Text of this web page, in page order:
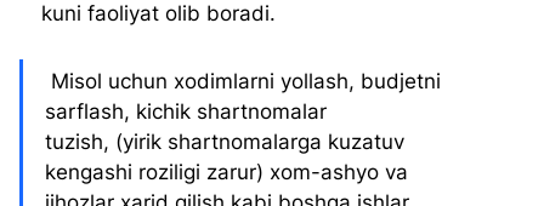
kuni faoliyat olib boradi.
Misol uchun xodimlarni yollash, budjetni
sarflash, kichik shartnomalar
tuzish, (yirik shartnomalarga kuzatuv
kengashi roziligi zarur) xom-ashyo va